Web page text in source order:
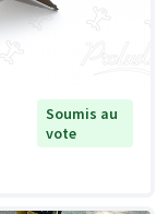
Soumis au
vote